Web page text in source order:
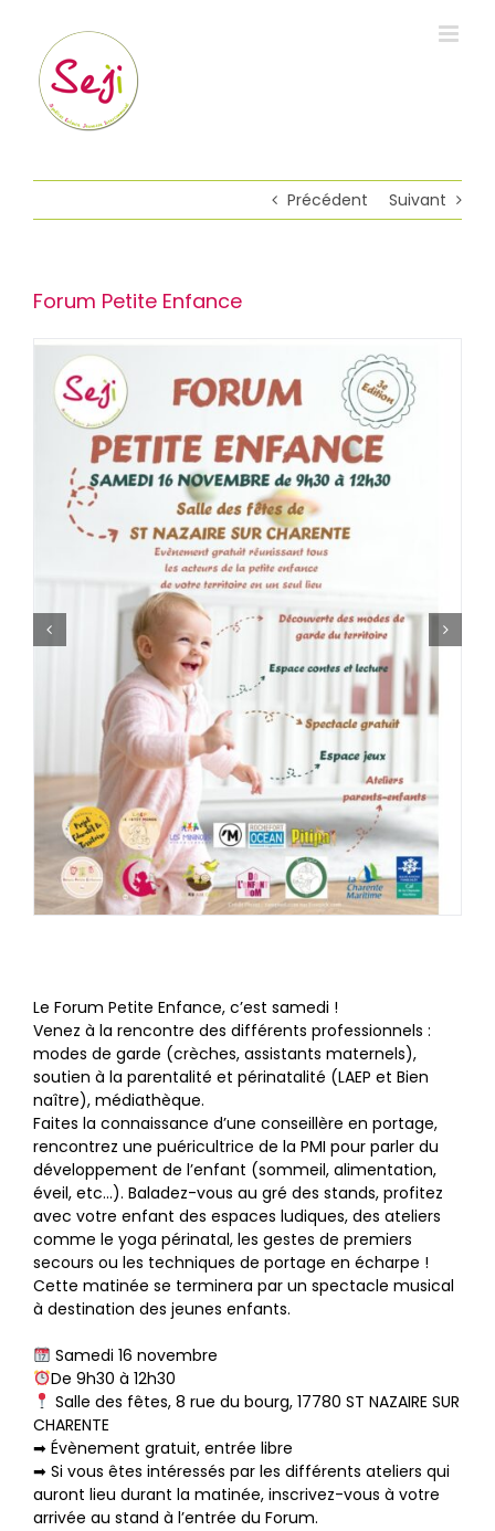
contenu
Précédent Suivant
Forum Petite Enfance
Le Forum Petite Enfance, c’est samedi !
Venez à la rencontre des différents professionnels :
modes de garde (crèches, assistants maternels),
soutien à la parentalité et périnatalité (LAEP et Bien
naître), médiathèque.
Faites la connaissance d’une conseillère en portage,
rencontrez une puéricultrice de la PMI pour parler du
développement de l’enfant (sommeil, alimentation,
éveil, etc…). Baladez-vous au gré des stands, profitez
avec votre enfant des espaces ludiques, des ateliers
comme le yoga périnatal, les gestes de premiers
secours ou les techniques de portage en écharpe !
Cette matinée se terminera par un spectacle musical
à destination des jeunes enfants.
Samedi 16 novembre
De 9h30 à 12h30
Salle des fêtes, 8 rue du bourg, 17780 ST NAZAIRE SUR
CHARENTE
➡ Évènement gratuit, entrée libre
➡ Si vous êtes intéressés par les différents ateliers qui
auront lieu durant la matinée, inscrivez-vous à votre
arrivée au stand à l’entrée du Forum.